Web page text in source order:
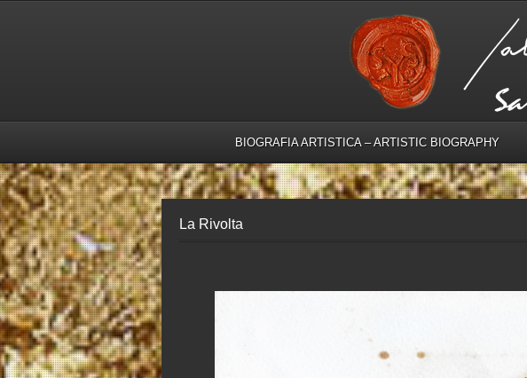
BIOGRAFIA ARTISTICA – ARTISTIC BIOGRAPHY
La Rivolta